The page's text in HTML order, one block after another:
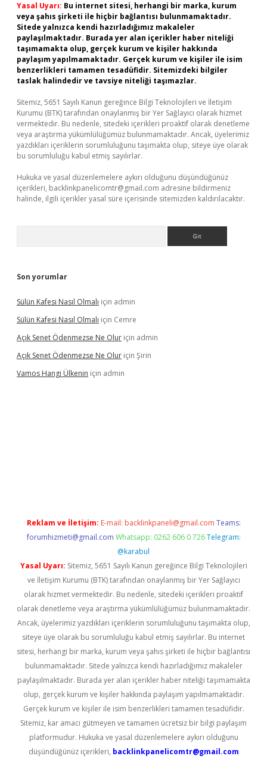
Yasal Uyarı: Bu internet sitesi, herhangi bir marka, kurum
veya şahıs şirketi ile hiçbir bağlantısı bulunmamaktadır.
Sitede yalnızca kendi hazırladığımız makaleler
paylaşılmaktadır. Burada yer alan içerikler haber niteliği
taşımamakta olup, gerçek kurum ve kişiler hakkında
paylaşım yapılmamaktadır. Gerçek kurum ve kişiler ile isim
benzerlikleri tamamen tesadüfidir. Sitemizdeki bilgiler
taslak halindedir ve tavsiye niteliği taşımazlar.
Sitemiz, 5651 Sayılı Kanun gereğince Bilgi Teknolojileri ve İletişim
Kurumu (BTK) tarafından onaylanmış bir Yer Sağlayıcı olarak hizmet
vermektedir. Bu nedenle, sitedeki içerikleri proaktif olarak denetleme
veya araştırma yükümlülüğümüz bulunmamaktadır. Ancak, üyelerimiz
yazdıkları içeriklerin sorumluluğunu taşımakta olup, siteye üye olarak
bu sorumluluğu kabul etmiş sayılırlar.
Hukuka ve yasal düzenlemelere aykırı olduğunu düşündüğünüz
içerikleri, backlinkpanelicomtr@gmail.com adresine bildirmeniz
halinde, ilgili içerikler yasal süre içerisinde sitemizden kaldırılacaktır.
Son yorumlar
Sülün Kafesi Nasıl Olmalı için admin
Sülün Kafesi Nasıl Olmalı için Cemre
Açık Senet Ödenmezse Ne Olur için admin
Açık Senet Ödenmezse Ne Olur için Şirin
Vamos Hangi Ülkenin için admin
Reklam ve İletişim: E-mail: backlinkpaneli@gmail.com Teams:
forumhizmeti@gmail.com Whatsapp: 0262 606 0 726 Telegram:
@karabul
Yasal Uyarı: Sitemiz, 5651 Sayılı Kanun gereğince Bilgi Teknolojileri
ve İletişim Kurumu (BTK) tarafından onaylanmış bir Yer Sağlayıcı
olarak hizmet vermektedir. Bu nedenle, sitedeki içerikleri proaktif
olarak denetleme veya araştırma yükümlülüğümüz bulunmamaktadır.
Ancak, üyelerimiz yazdıkları içeriklerin sorumluluğunu taşımakta olup,
siteye üye olarak bu sorumluluğu kabul etmiş sayılırlar. Bu internet
sitesi, herhangi bir marka, kurum veya şahıs şirketi ile hiçbir bağlantısı
bulunmamaktadır. Sitede yalnızca kendi hazırladığımız makaleler
paylaşılmaktadır. Burada yer alan içerikler haber niteliği taşımamakta
olup, gerçek kurum ve kişiler hakkında paylaşım yapılmamaktadır.
Gerçek kurum ve kişiler ile isim benzerlikleri tamamen tesadüfidir.
Sitemiz, kar amacı gütmeyen ve tamamen ücretsiz bir bilgi paylaşım
platformudur. Hukuka ve yasal düzenlemelere aykırı olduğunu
düşündüğünüz içerikleri, backlinkpanelicomtr@gmail.com